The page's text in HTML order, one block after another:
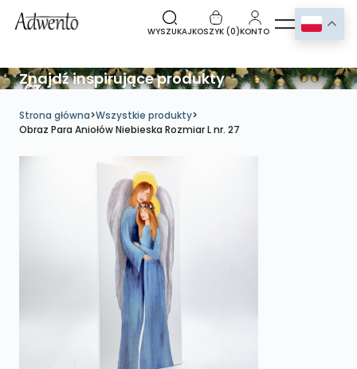
WYSZUKAJKOSZYK (0)KONTO
Znajdź inspirujące produkty
Strona główna>Wszystkie produkty>
Obraz Para Aniołów Niebieska Rozmiar L nr. 27